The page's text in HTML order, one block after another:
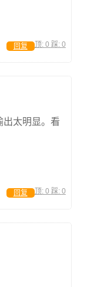
顶: 0 踩: 0
回复
出太明显。看
顶: 0 踩: 0
回复